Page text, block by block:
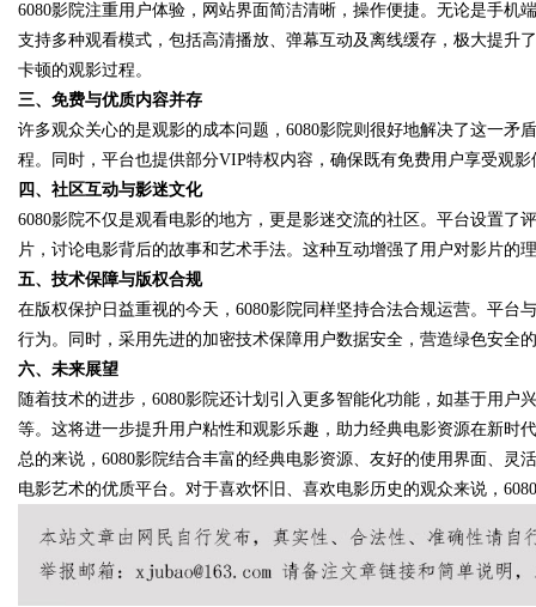
!
Bo
6080影院注重用户体验，网站界面简洁清晰，操作便捷。无论是手
支持多种观看模式，包括高清播放、弹幕互动及离线缓存，极大提升
卡顿的观影过程。
三、免费与优质内容并存
许多观众关心的是观影的成本问题，6080影院则很好地解决了这一
程。同时，平台也提供部分VIP特权内容，确保既有免费用户享受观
四、社区互动与影迷文化
6080影院不仅是观看电影的地方，更是影迷交流的社区。平台设置了
片，讨论电影背后的故事和艺术手法。这种互动增强了用户对影片的
五、技术保障与版权合规
在版权保护日益重视的今天，6080影院同样坚持合法合规运营。平
行为。同时，采用先进的加密技术保障用户数据安全，营造绿色安全
六、未来展望
随着技术的进步，6080影院还计划引入更多智能化功能，如基于用
等。这将进一步提升用户粘性和观影乐趣，助力经典电影资源在新时
总的来说，6080影院结合丰富的经典电影资源、友好的使用界面、
电影艺术的优质平台。对于喜欢怀旧、喜欢电影历史的观众来说，